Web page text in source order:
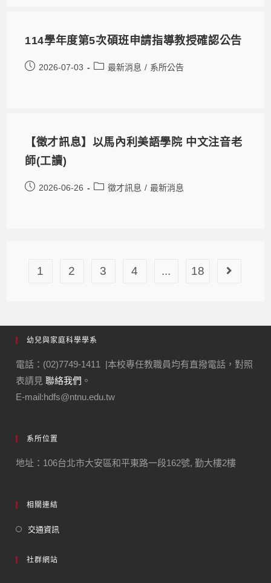
114學年度第5次碩班申請指導教授確認公告
2026-07-03 最新消息 / 系所公告
【徵才訊息】以馬內利美語學院 中文注音老
師(工讀)
2026-06-26 徵才訊息 / 最新消息
1 2 3 4 ... 18
幼兒與家庭科學學系
電話：(02)7749-1411 |本校專任教職員均有直撥電話，對照
表請見聯絡我們 。
E-mail:hdfs@ntnu.edu.tw
系所位置
地址：106台北市大安區和平東路一段162號, 勤大樓2樓
相關連結
交通資訊
社群網站